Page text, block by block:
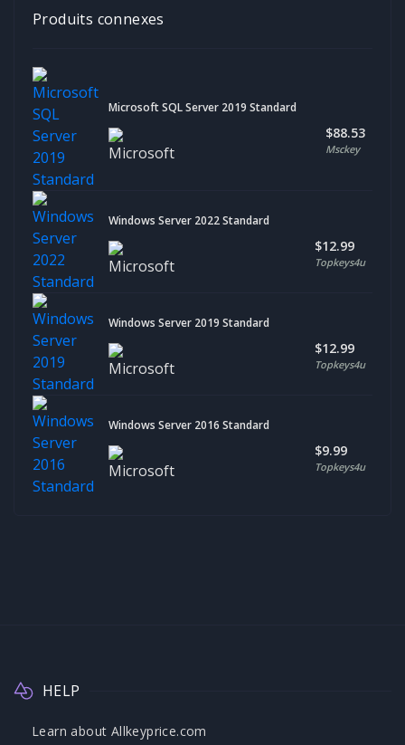
Produits connexes
Microsoft SQL Server 2019 Standard
$88.53
Msckey
Windows Server 2022 Standard
$12.99
Topkeys4u
Windows Server 2019 Standard
$12.99
Topkeys4u
Windows Server 2016 Standard
$9.99
Topkeys4u
HELP
Learn about Allkeyprice.com